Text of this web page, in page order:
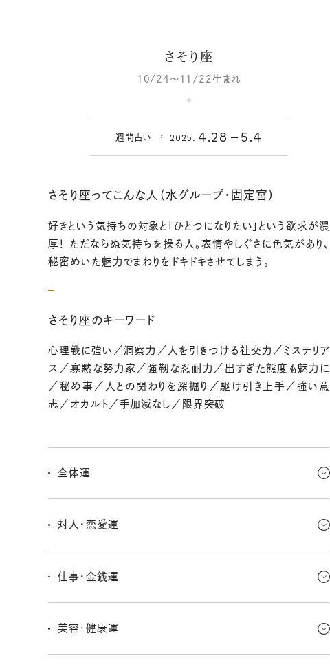
さそり座
10/24～11/22生まれ
週間占い 2025. 4.28 5.4
さそり座ってこんな人（水グループ・固定宮）
好きという気持ちの対象と「ひとつになりたい」という欲求が濃
厚！ ただならぬ気持ちを操る人。表情やしぐさに色気があり、
秘密めいた魅力でまわりをドキドキさせてしまう。
さそり座のキーワード
心理戦に強い／洞察力／人を引きつける社交力／ミステリア
ス／寡黙な努力家／強靭な忍耐力／出すぎた態度も魅力に
／秘め事／人との関わりを深掘り／駆け引き上手／強い意
志／オカルト／手加減なし／限界突破
全体運
て自然と感じることもあるんじゃない？ 満月は心の深い部分に灯を
対人・恋愛運
るし見てほしくなる。恋も情熱的になるけど、駆け引きより本音勝
仕事・金銭運
運を左右するよ。無理に動かすより、今は様子見でもOK。
美容・健康運